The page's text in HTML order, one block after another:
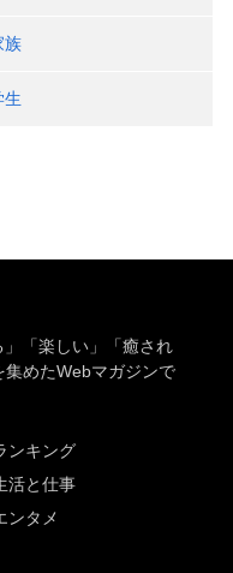
族
生
「楽しい」「癒され
めたWebマガジンで
ンキング
活と仕事
ンタメ